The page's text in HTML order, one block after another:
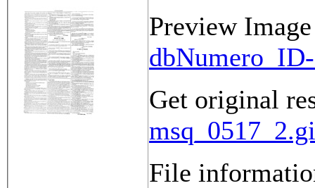
Preview Image
Get original
File